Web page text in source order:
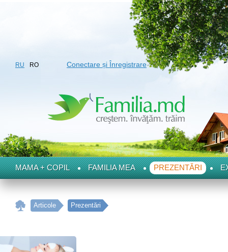
RU RO Conectare și Înregistrare
MAMA + COPIL FAMILIA MEA PREZENTĂRI
Articole Prezentări